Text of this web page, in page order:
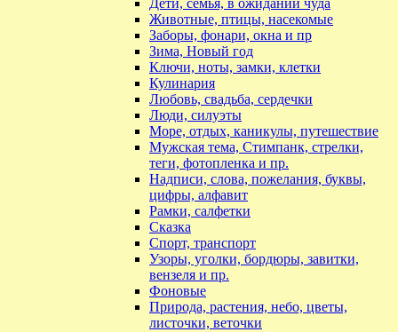
Дети, семья, в ожидании чуда
Животные, птицы, насекомые
Заборы, фонари, окна и пр
Зима, Новый год
Ключи, ноты, замки, клетки
Кулинария
Любовь, свадьба, сердечки
Люди, силуэты
Море, отдых, каникулы, путешествие
Мужская тема, Стимпанк, стрелки,
теги, фотопленка и пр.
Надписи, слова, пожелания, буквы,
цифры, алфавит
Рамки, салфетки
Сказка
Спорт, транспорт
Узоры, уголки, бордюры, завитки,
вензеля и пр.
Фоновые
Природа, растения, небо, цветы,
листочки, веточки